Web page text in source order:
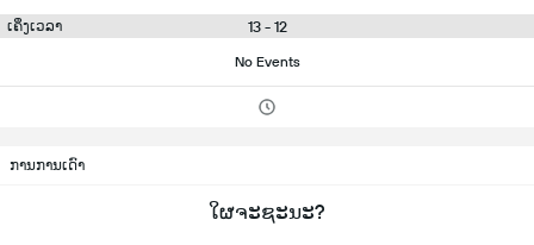
ເຄິ່ງເວລາ 13 - 12
No Events
ການການເດົາ
ໃຜຈະຊະນະ?